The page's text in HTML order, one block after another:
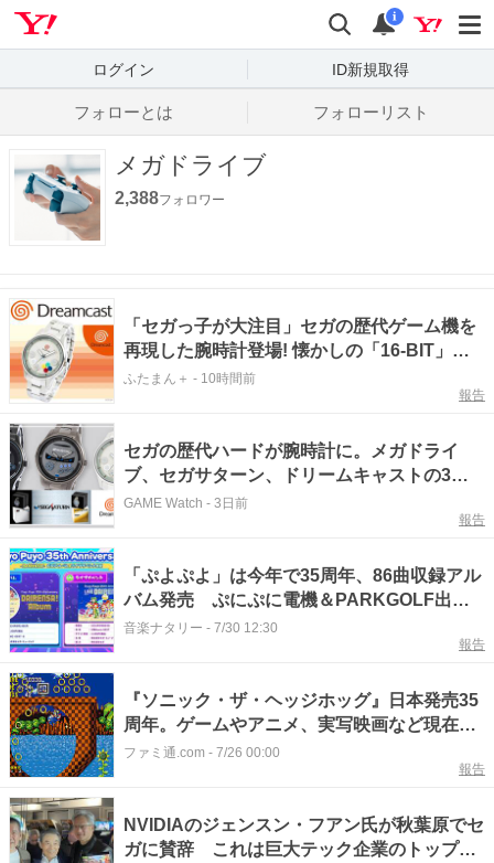
検索
通知
i
ログイン ID新規取得
フォローとは フォローリスト
メガドライブ
2,388フォロワー
「セガっ子が大注目」セガの歴代ゲーム機を
再現した腕時計登場! 懐かしの「16-BIT」や
「渦巻き」ロゴも
ふたまん＋ - 10時間前
報告
セガの歴代ハードが腕時計に。メガドライ
ブ、セガサターン、ドリームキャストの3モ
デルが「SuperGroupies」より登場
GAME Watch - 3日前
報告
「ぷよぷよ」は今年で35周年、86曲収録アル
バム発売 ぷにぷに電機＆PARKGOLF出演
のライブも開催
音楽ナタリー - 7/30 12:30
報告
『ソニック・ザ・ヘッジホッグ』日本発売35
周年。ゲームやアニメ、実写映画など現在も
目覚ましい活躍の“ソニック”、じつは日本デ
ビューは海外より1ヵ月遅かった【今日は何
ファミ通.com - 7/26 00:00
報告
NVIDIAのジェンスン・フアン氏が秋葉原でセ
ガに賛辞 これは巨大テック企業のトップに